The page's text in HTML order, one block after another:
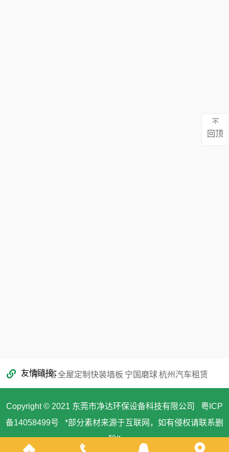
友情链接
净化塔全屋定制快装墙板 宁国磨球杭州汽车租赁
Copyright © 2021 东莞市净达环保设备科技有限公司 粤ICP
备14058499号 *部分素材来源于互联网，如有侵权请联系删
除!!
回顶